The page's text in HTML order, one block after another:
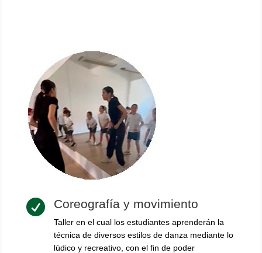
 Coreografía y movimiento
Taller en el cual los estudiantes aprenderán la
técnica de diversos estilos de danza mediante lo
lúdico y recreativo, con el fin de poder